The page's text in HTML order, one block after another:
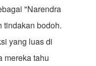
"Narendra
tindakan bodoh.
yang luas di
mereka tahu